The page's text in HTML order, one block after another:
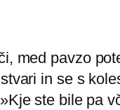
med pavzo
in se s
ste bile pa